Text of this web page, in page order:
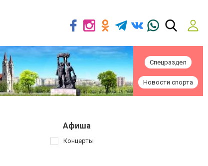
Спецраздел
Новости спорта
Афиша
Концерты